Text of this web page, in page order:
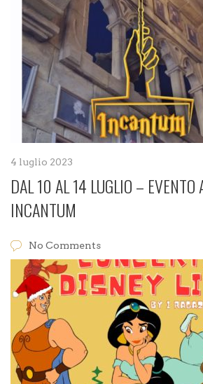
4 luglio 2023
DAL 10 AL 14 LUGLIO – EVENTO
INCANTUM
No Comments